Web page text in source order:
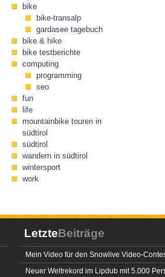
bike
bike-transalp
gardasee tagebuch
bike & hike
bike testberichte
computing
programming
seo
fun
life
mountainbike touren in
südtirol
südtirol
wandern in südtirol
wintersport
work
LetzteBeiträge
Mein Video für den Snowlive Video-
Neuer Weltrekord im Lipdub mit 5.000